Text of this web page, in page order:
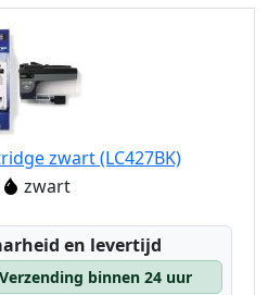
zwart (LC427BK)
zwart
en levertijd
binnen 24 uur